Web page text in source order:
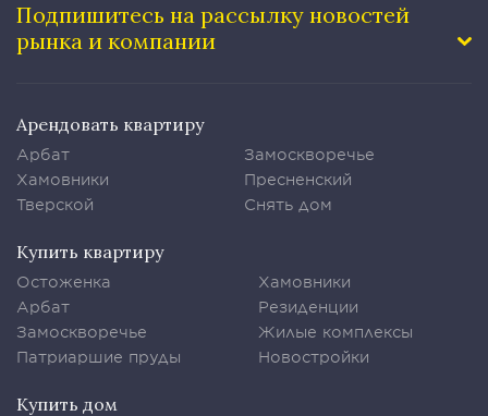
Подпишитесь на рассылку новостей
рынка и компании
Арендовать квартиру
Арбат
Хамовники
Тверской
Замоскворечье
Пресненский
Снять дом
Купить квартиру
Остоженка
Арбат
Замоскворечье
Патриаршие пруды
Хамовники
Резиденции
Жилые комплексы
Новостройки
Купить дом